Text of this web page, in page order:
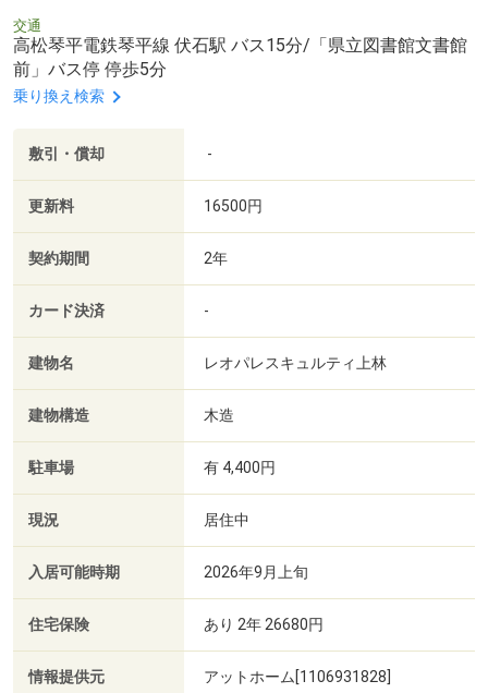
交通
高松琴平電鉄琴平線 伏石駅 バス15分/「県立図書館文書館
前」バス停 停歩5分
乗り換え検索
敷引・償却 -
更新料 16500円
契約期間 2年
カード決済 -
建物名 レオパレスキュルティ上林
建物構造 木造
駐車場 有 4,400円
現況 居住中
入居可能時期 2026年9月上旬
住宅保険 あり 2年 26680円
情報提供元 アットホーム[1106931828]